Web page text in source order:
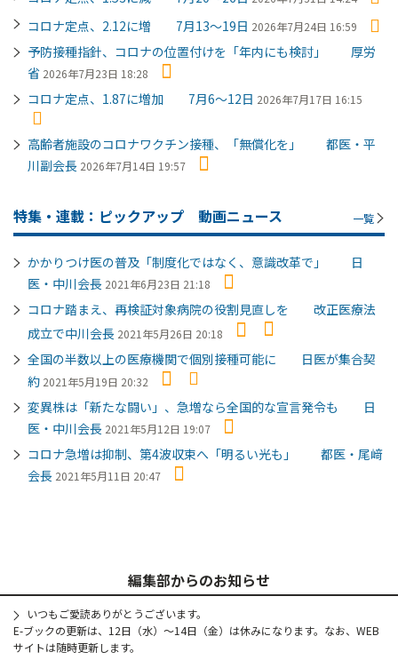
コロナ定点、2.12に増 7月13～19日 2026年7月24日 16:59
予防接種指針、コロナの位置付けを「年内にも検討」 厚労
省 2026年7月23日 18:28
コロナ定点、1.87に増加 7月6～12日 2026年7月17日 16:15
高齢者施設のコロナワクチン接種、「無償化を」 都医・平
川副会長 2026年7月14日 19:57
特集・連載：ピックアップ 動画ニュース 一覧
かかりつけ医の普及「制度化ではなく、意識改革で」 日
医・中川会長 2021年6月23日 21:18
コロナ踏まえ、再検証対象病院の役割見直しを 改正医療法
成立で中川会長 2021年5月26日 20:18
全国の半数以上の医療機関で個別接種可能に 日医が集合契
約 2021年5月19日 20:32
変異株は「新たな闘い」、急増なら全国的な宣言発令も 日
医・中川会長 2021年5月12日 19:07
コロナ急増は抑制、第4波収束へ「明るい光も」 都医・尾﨑
会長 2021年5月11日 20:47
編集部からのお知らせ
いつもご愛読ありがとうございます。
E-ブックの更新は、12日（水）～14日（金）は休みになります。なお、WEB
サイトは随時更新します。